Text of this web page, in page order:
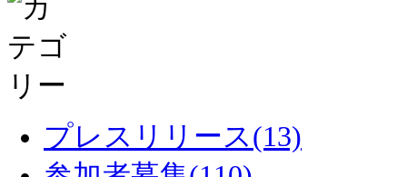
プレスリリース(13)